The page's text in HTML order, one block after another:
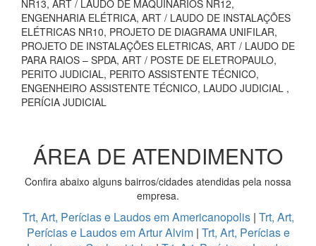
NR13, ART / LAUDO DE MAQUINÁRIOS NR12,
ENGENHARIA ELÉTRICA, ART / LAUDO DE INSTALAÇÕES
ELÉTRICAS NR10, PROJETO DE DIAGRAMA UNIFILAR,
PROJETO DE INSTALAÇÕES ELETRICAS, ART / LAUDO DE
PARA RAIOS – SPDA, ART / POSTE DE ELETROPAULO,
PERITO JUDICIAL, PERITO ASSISTENTE TÉCNICO,
ENGENHEIRO ASSISTENTE TÉCNICO, LAUDO JUDICIAL ,
PERÍCIA JUDICIAL
ÁREA DE ATENDIMENTO
Confira abaixo alguns bairros/cidades atendidas pela nossa
empresa.
Trt, Art, Perícias e Laudos em Americanopolis | Trt, Art,
Perícias e Laudos em Artur Alvim | Trt, Art, Perícias e